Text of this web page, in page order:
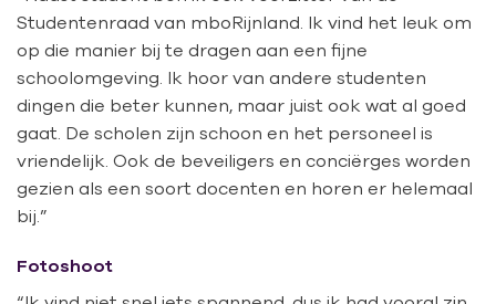
Studentenraad van mboRijnland. Ik vind het leuk om
op die manier bij te dragen aan een fijne
schoolomgeving. Ik hoor van andere studenten
dingen die beter kunnen, maar juist ook wat al goed
gaat. De scholen zijn schoon en het personeel is
vriendelijk. Ook de beveiligers en conciërges worden
gezien als een soort docenten en horen er helemaal
bij.”
Fotoshoot